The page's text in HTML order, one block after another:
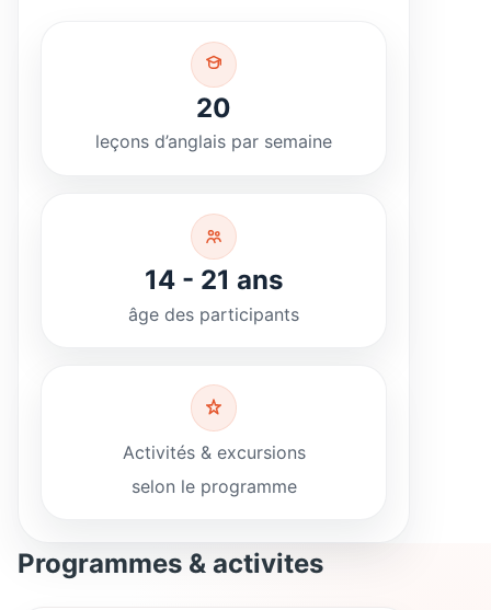
20
leçons d’anglais par semaine
14 - 21 ans
âge des participants
Activités & excursions
selon le programme
Programmes & activites